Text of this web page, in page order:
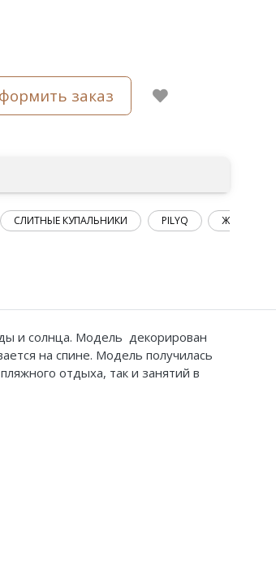
заказ
СЛИТНЫЕ КУПАЛЬНИКИ PILYQ ЖЕНСКИЕ
и солнца. Модель декорирован
на спине. Модель получилась
отдыха, так и занятий в